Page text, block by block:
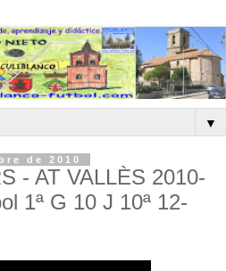
▼
de 2010
- AT VALLÈS 2010-
1ª G 10 J 10ª 12-